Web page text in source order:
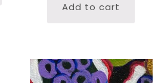
Add to cart